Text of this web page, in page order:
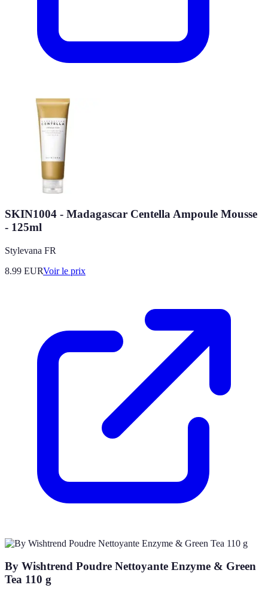
SKIN1004 - Madagascar Centella Ampoule Mousse
- 125ml
Stylevana FR
8.99 EURVoir le prix
By Wishtrend Poudre Nettoyante Enzyme & Green
Tea 110 g